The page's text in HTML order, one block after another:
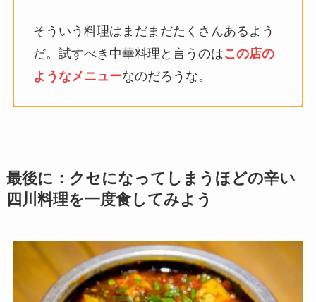
そういう料理はまだまだたくさんあるよう
だ。試すべき中華料理と言うのはこの店の
ようなメニューなのだろうな。
最後に：クセになってしまうほどの辛い
四川料理を一度食してみよう